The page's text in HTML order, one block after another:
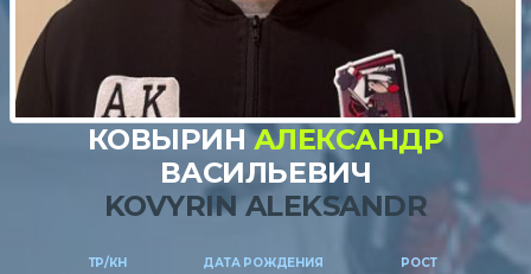
КОВЫРИНАЛЕКСАНДР
ВАСИЛЬЕВИЧ
KOVYRIN ALEKSANDR
ТР/КН ДАТА РОЖДЕНИЯ РОСТ